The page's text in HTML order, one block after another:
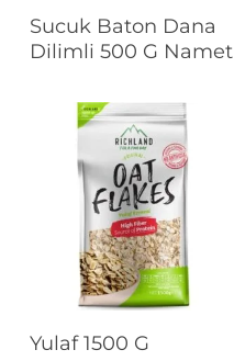
Devamını Oku
Sucuk Baton Dana
Dilimli 500 G Namet
Devamını Oku
Yulaf 1500 G